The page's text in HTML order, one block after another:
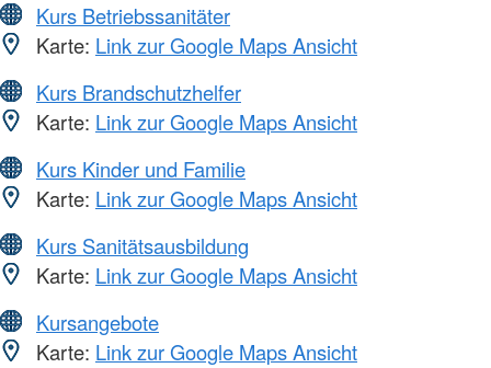
Kurs Betriebssanitäter
Karte: Link zur Google Maps Ansicht
Kurs Brandschutzhelfer
Karte: Link zur Google Maps Ansicht
Kurs Kinder und Familie
Karte: Link zur Google Maps Ansicht
Kurs Sanitätsausbildung
Karte: Link zur Google Maps Ansicht
Kursangebote
Karte: Link zur Google Maps Ansicht